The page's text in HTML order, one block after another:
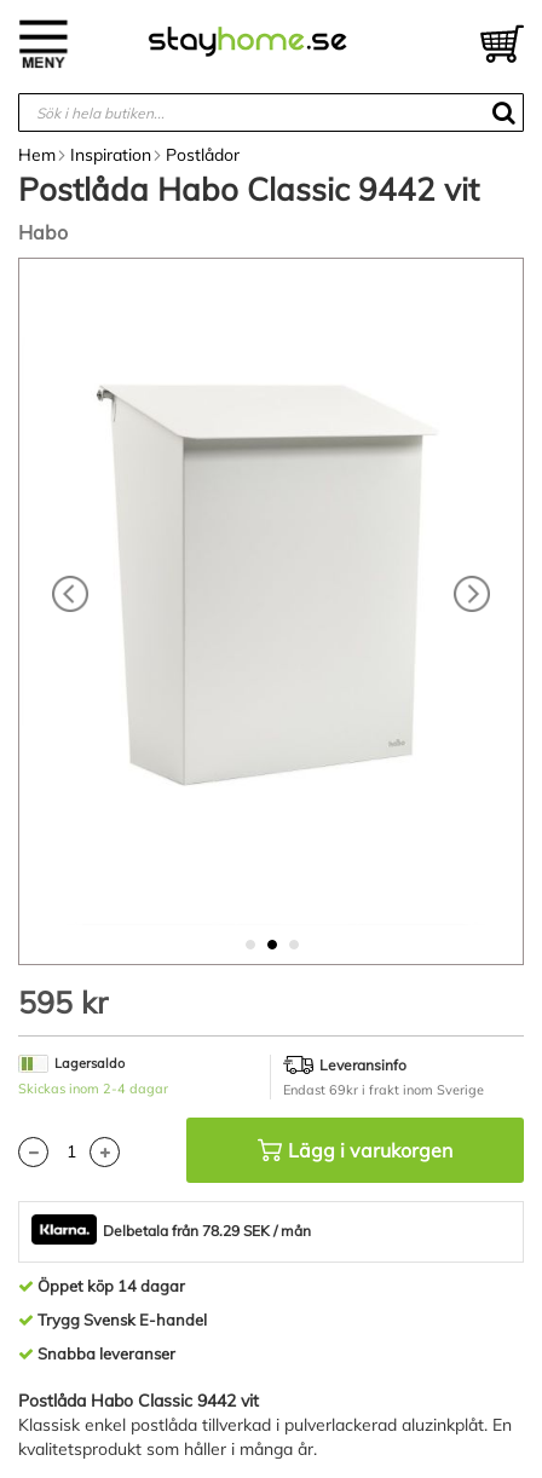
innehållet
Hem Inspiration Postlådor
Postlåda Habo Classic 9442 vit
Habo
till
bildgalleriet
595 kr
Lagersaldo
Skickas inom 2-4 dagar
Leveransinfo
Endast 69kr i frakt inom Sverige
Lägg i varukorgen
Delbetala från 78.29 SEK / mån
Öppet köp 14 dagar
Trygg Svensk E-handel
Snabba leveranser
Postlåda Habo Classic 9442 vit
Klassisk enkel postlåda tillverkad i pulverlackerad aluzinkplåt. En
kvalitetsprodukt som håller i många år.